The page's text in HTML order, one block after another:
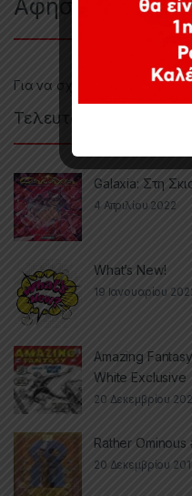
Αφήστε μια
Για να σχολιάσετε πρέπει
Τελευταία Άρθρα
Galaxia: Στη
4 Απριλίου 2022
What’s New!
19 Ιανουαρίου
Amazing
White Exclusive
20 Δεκεμβρίου
Rather Ominous
20 Δεκεμβρίου